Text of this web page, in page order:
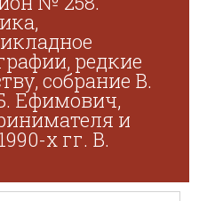
редкие
собрание В.
Ефимович,
и
х гг. В.